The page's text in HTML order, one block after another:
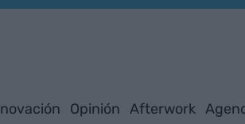
Opinión Afterwork